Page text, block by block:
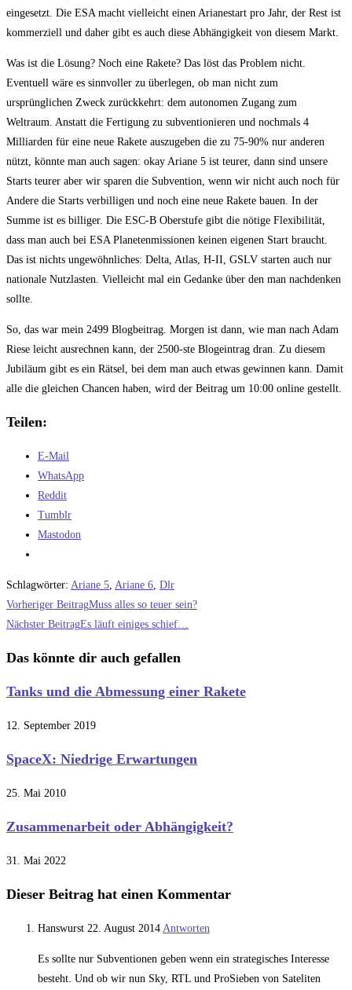
eingesetzt. Die ESA macht vielleicht einen Arianestart pro Jahr, der Rest ist
kommerziell und daher gibt es auch diese Abhängigkeit von diesem Markt.
Was ist die Lösung? Noch eine Rakete? Das löst das Problem nicht.
Eventuell wäre es sinnvoller zu überlegen, ob man nicht zum
ursprünglichen Zweck zurückkehrt: dem autonomen Zugang zum
Weltraum. Anstatt die Fertigung zu subventionieren und nochmals 4
Milliarden für eine neue Rakete auszugeben die zu 75-90% nur anderen
nützt, könnte man auch sagen: okay Ariane 5 ist teurer, dann sind unsere
Starts teurer aber wir sparen die Subvention, wenn wir nicht auch noch für
Andere die Starts verbilligen und noch eine neue Rakete bauen. In der
Summe ist es billiger. Die ESC-B Oberstufe gibt die nötige Flexibilität,
dass man auch bei ESA Planetenmissionen keinen eigenen Start braucht.
Das ist nichts ungewöhnliches: Delta, Atlas, H-II, GSLV starten auch nur
nationale Nutzlasten. Vielleicht mal ein Gedanke über den man nachdenken
sollte.
So, das war mein 2499 Blogbeitrag. Morgen ist dann, wie man nach Adam
Riese leicht ausrechnen kann, der 2500-ste Blogeintrag dran. Zu diesem
Jubiläum gibt es ein Rätsel, bei dem man auch etwas gewinnen kann. Damit
alle die gleichen Chancen haben, wird der Beitrag um 10:00 online gestellt.
Teilen:
E-Mail
WhatsApp
Reddit
Tumblr
Mastodon
Schlagwörter: Ariane 5 Ariane 6 Dlr
Weitere
Artikel
ansehen
Vorheriger BeitragMuss alles so teuer sein?
Nächster BeitragEs läuft einiges schief…
Das könnte dir auch gefallen
Tanks und die Abmessung einer Rakete
12. September 2019
SpaceX: Niedrige Erwartungen
25. Mai 2010
Zusammenarbeit oder Abhängigkeit?
31. Mai 2022
Dieser Beitrag hat einen Kommentar
Hanswurst 22. August 2014 Antworten
Es sollte nur Subventionen geben wenn ein strategisches Interesse
besteht. Und ob wir nun Sky, RTL und ProSieben von Sateliten